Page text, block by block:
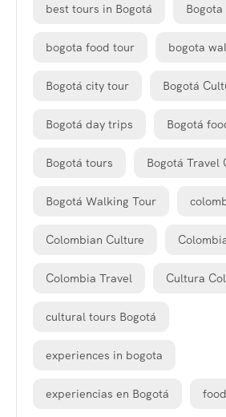
best tours in Bogotá
bogota food tour bogota
Bogotá city tour Bogotá
Bogotá day trips Bogotá
Bogotá tours Bogotá Travel
Bogotá Walking Tour
Colombian Culture
Colombia Travel Cultura
cultural tours Bogotá
experiences in bogota
experiencias en Bogotá